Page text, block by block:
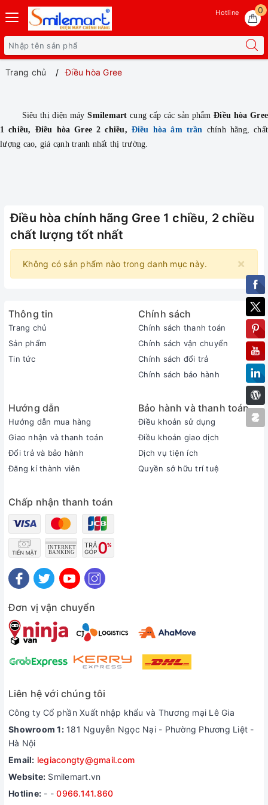
0
Hotline
Trang chủ Điều hòa Gree
Siêu thị điện máySmilemart cung cấp các sản phẩmĐiều hòa Gree
1 chiều, Điều hòa Gree 2 chiều, Điều hòa âm trần chính hãng, chất
lượng cao, giá cạnh tranh nhất thị trường.
Điều hòa chính hãng Gree 1 chiều, 2 chiều
chất lượng tốt nhất
×
Không có sản phẩm nào trong danh mục này.
Thông tin
Trang chủ
Sản phẩm
Tin tức
Chính sách
Chính sách thanh toán
Chính sách vận chuyển
Chính sách đổi trả
Chính sách bảo hành
Hướng dẫn
Hướng dẫn mua hàng
Giao nhận và thanh toán
Đổi trả và bảo hành
Đăng kí thành viên
Bảo hành và thanh toán
Điều khoản sử dụng
Điều khoản giao dịch
Dịch vụ tiện ích
Quyền sở hữu trí tuệ
Chấp nhận thanh toán
Đơn vị vận chuyển
Liên hệ với chúng tôi
Công ty Cổ phần Xuất nhập khẩu và Thương mại Lê Gia
Showroom 1:181 Nguyễn Ngọc Nại - Phường Phương Liệt -
Hà Nội
Email: legiacongty@gmail.com
Website: Smilemart.vn
Hotline: - -0966.141.860